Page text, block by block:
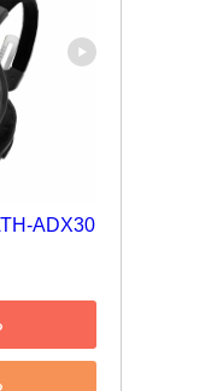
ADX30